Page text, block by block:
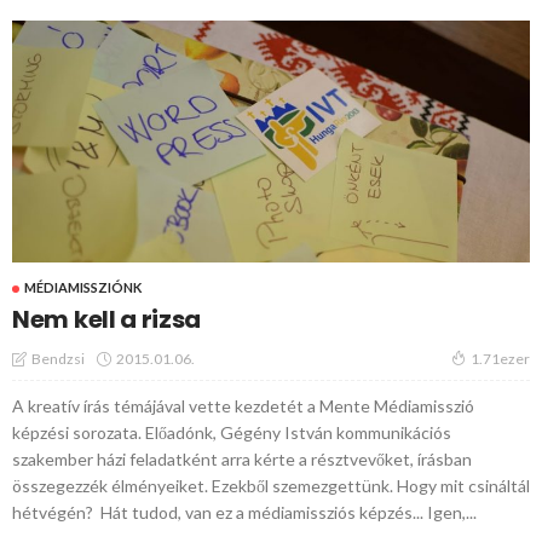
MÉDIAMISSZIÓNK
Nem kell a rizsa
Bendzsi 2015.01.06. 1.71ezer
A kreatív írás témájával vette kezdetét a Mente Médiamisszió
képzési sorozata. Előadónk, Gégény István kommunikációs
szakember házi feladatként arra kérte a résztvevőket, írásban
összegezzék élményeiket. Ezekből szemezgettünk. Hogy mit csináltál
hétvégén? ­ Hát tudod, van ez a médiamissziós képzés... Igen,...